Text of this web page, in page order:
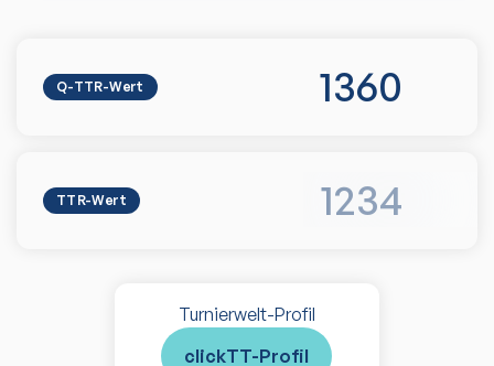
Q-TTR-Wert 1360
TTR-Wert 1234
Turnierwelt-Profil
clickTT-Profil